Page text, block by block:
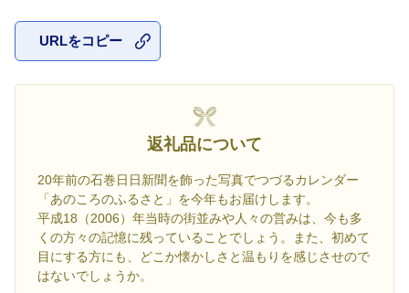
URLをコピー
返礼品について
20年前の石巻日日新聞を飾った写真でつづるカレンダー
「あのころのふるさと」を今年もお届けします。
平成18（2006）年当時の街並みや人々の営みは、今も多
くの方々の記憶に残っていることでしょう。また、初めて
目にする方にも、どこか懐かしさと温もりを感じさせので
はないでしょうか。